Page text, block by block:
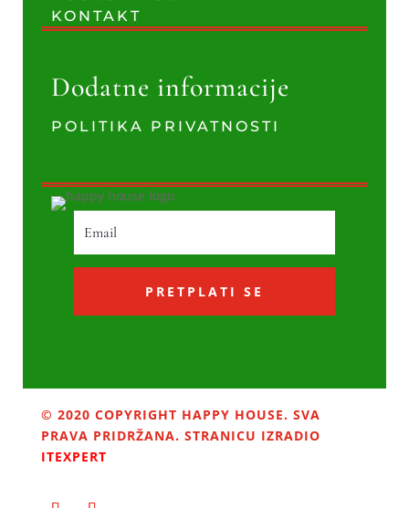
KONTAKT
Dodatne informacije
POLITIKA PRIVATNOSTI
PRETPLATI SE
© 2020 COPYRIGHT HAPPY HOUSE. SVA
PRAVA PRIDRŽANA. STRANICU IZRADIO
ITEXPERT